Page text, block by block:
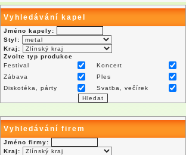
Vyhledávání kapel
Jméno kapely:
Styl:
Kraj:
Zvolte typ produkce
Festival
Koncert
Zábava
Ples
Diskotéka, párty
Svatba, večírek
Vyhledávání firem
Jméno firmy:
Kraj: